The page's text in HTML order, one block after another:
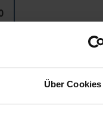
Über Cookies